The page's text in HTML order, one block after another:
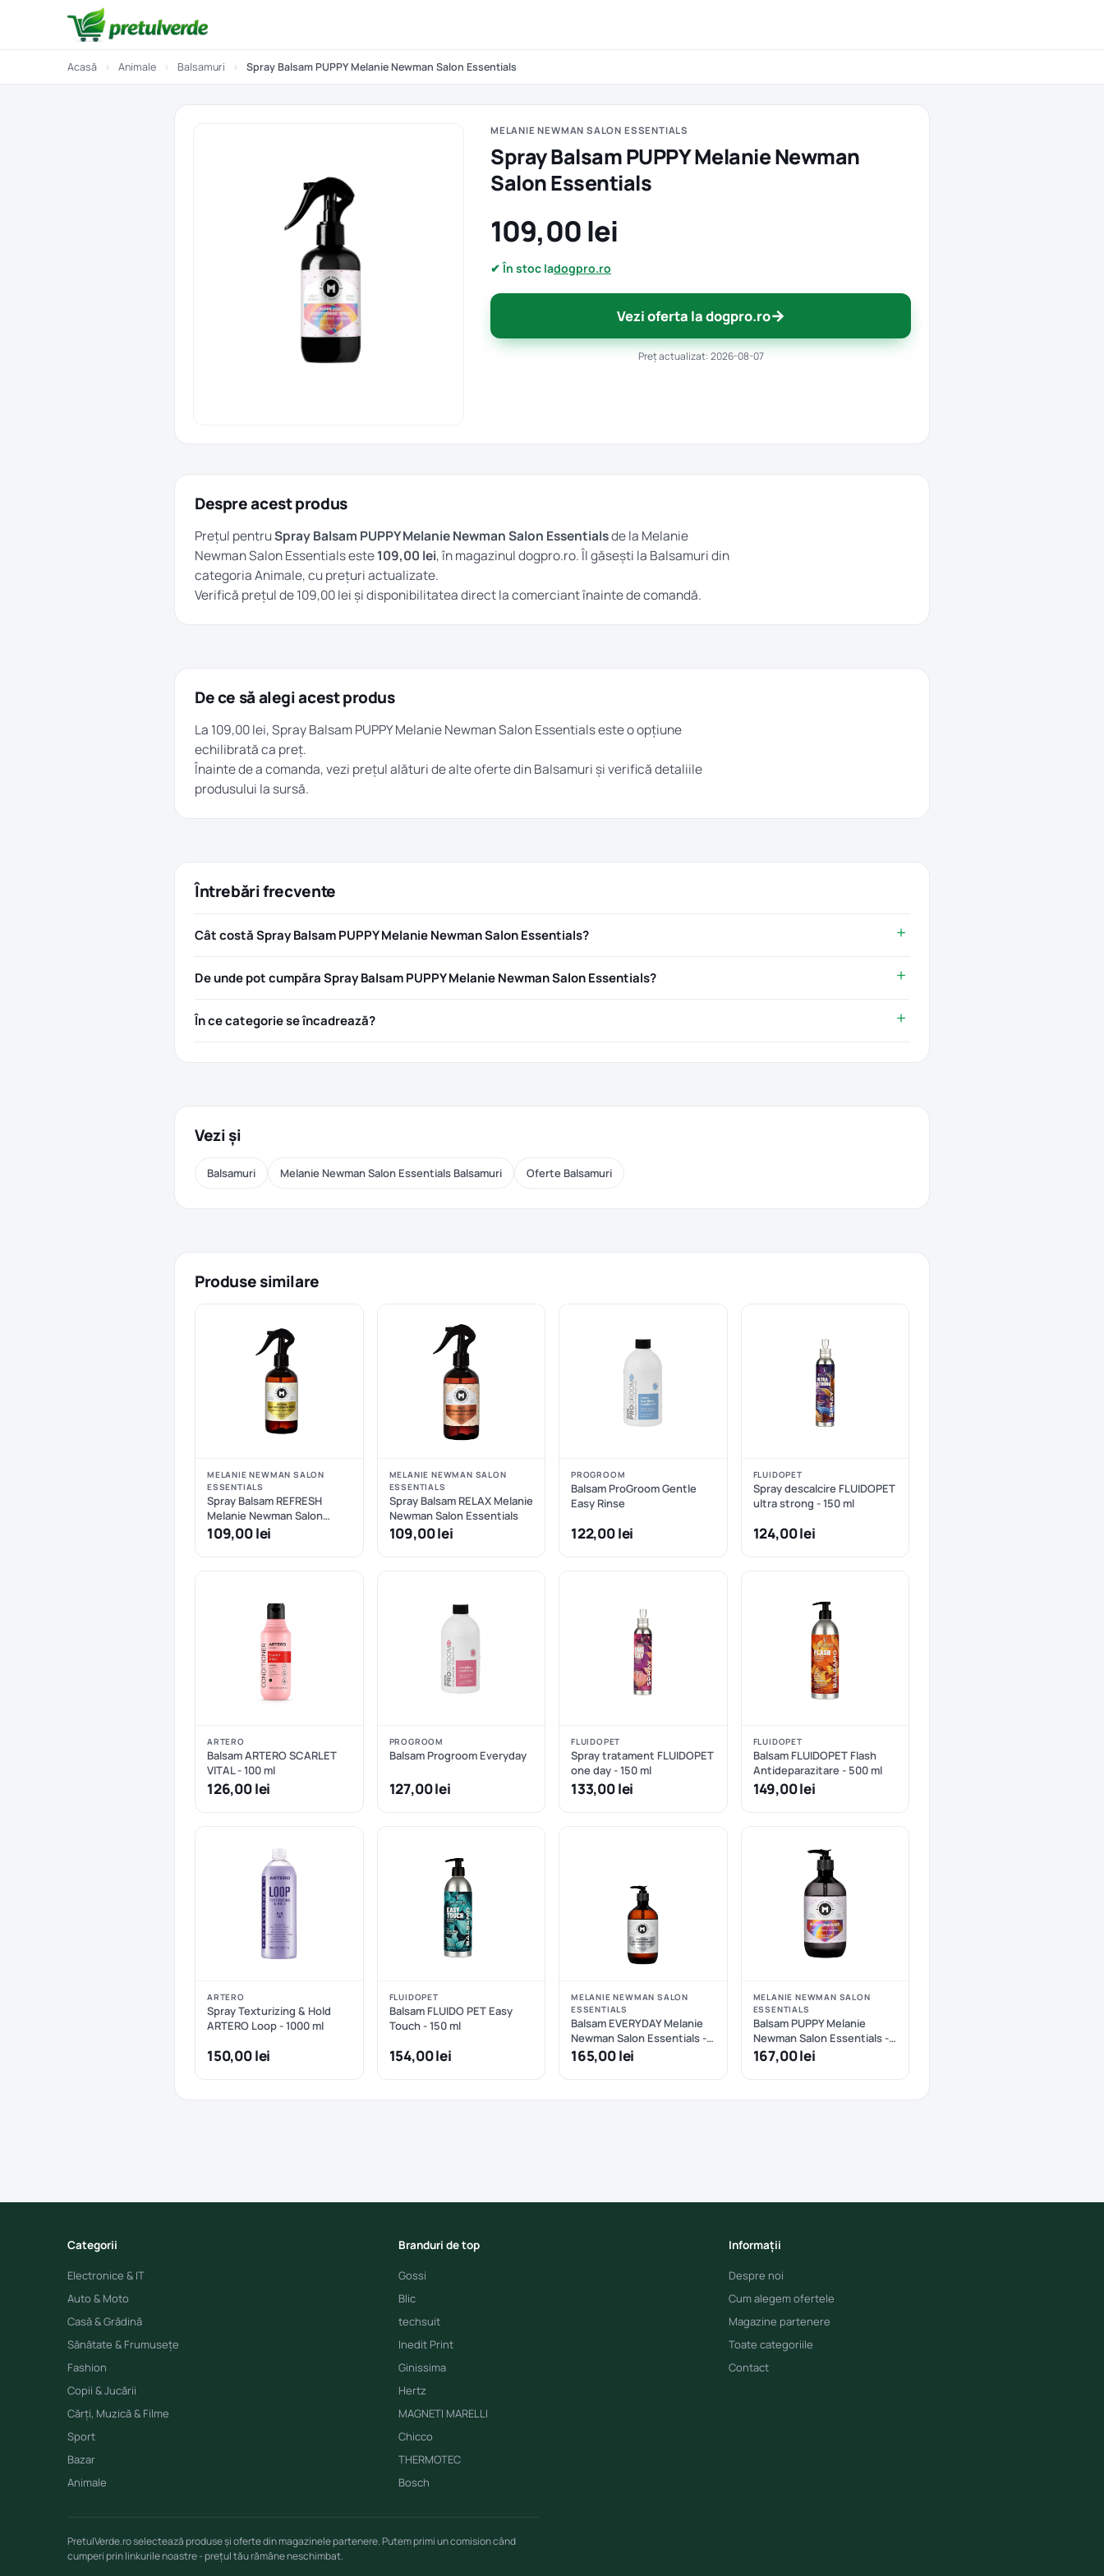
Acasă › Animale › Balsamuri › Spray Balsam PUPPY Melanie Newman Salon Essentials
MELANIE NEWMAN SALON ESSENTIALS
Spray Balsam PUPPY Melanie Newman
Salon Essentials
109,00 lei
✔ În stoc ladogpro.ro
Vezi oferta la dogpro.ro→
Preț actualizat: 2026-08-07
Despre acest produs
Prețul pentruSpray Balsam PUPPY Melanie Newman Salon Essentialsde la Melanie
Newman Salon Essentials este109,00 lei, în magazinul dogpro.ro. Îl găsești la Balsamuridin
categoriaAnimale, cu prețuri actualizate.
Verifică prețul de 109,00 lei și disponibilitatea direct la comerciant înainte de comandă.
De ce să alegi acest produs
La 109,00 lei, Spray Balsam PUPPY Melanie Newman Salon Essentials este o opțiune
echilibrată ca preț.
Înainte de a comanda, vezi prețul alături de alte oferte dinBalsamuri și verifică detaliile
produsului la sursă.
Întrebări frecvente
Cât costă Spray Balsam PUPPY Melanie Newman Salon Essentials?
De unde pot cumpăra Spray Balsam PUPPY Melanie Newman Salon Essentials?
În ce categorie se încadrează?
Vezi și
Balsamuri Melanie Newman Salon Essentials Balsamuri Oferte Balsamuri
Produse similare
MELANIE NEWMAN SALON
ESSENTIALS
Spray Balsam REFRESH
Melanie Newman Salon
Essentials
109,00 lei
MELANIE NEWMAN SALON
ESSENTIALS
Spray Balsam RELAX Melanie
Newman Salon Essentials
109,00 lei
PROGROOM
Balsam ProGroom Gentle
Easy Rinse
122,00 lei
FLUIDOPET
Spray descalcire FLUIDOPET
ultra strong - 150 ml
124,00 lei
ARTERO
Balsam ARTERO SCARLET
VITAL - 100 ml
126,00 lei
PROGROOM
Balsam Progroom Everyday
127,00 lei
FLUIDOPET
Spray tratament FLUIDOPET
one day - 150 ml
133,00 lei
FLUIDOPET
Balsam FLUIDOPET Flash
Antideparazitare - 500 ml
149,00 lei
ARTERO
Spray Texturizing & Hold
ARTERO Loop - 1000 ml
150,00 lei
FLUIDOPET
Balsam FLUIDO PET Easy
Touch - 150 ml
154,00 lei
MELANIE NEWMAN SALON
ESSENTIALS
Balsam EVERYDAY Melanie
Newman Salon Essentials -
500 ml
165,00 lei
MELANIE NEWMAN SALON
ESSENTIALS
Balsam PUPPY Melanie
Newman Salon Essentials -
500 ml
167,00 lei
Categorii
Electronice & IT
Auto & Moto
Casă & Grădină
Sănătate & Frumusețe
Fashion
Copii & Jucării
Cărți, Muzică & Filme
Sport
Bazar
Animale
Branduri de top
Gossi
Blic
techsuit
Inedit Print
Ginissima
Hertz
MAGNETI MARELLI
Chicco
THERMOTEC
Bosch
Informații
Despre noi
Cum alegem ofertele
Magazine partenere
Toate categoriile
Contact
PretulVerde.ro selectează produse și oferte din magazinele partenere. Putem primi un comision când
cumperi prin linkurile noastre - prețul tău rămâne neschimbat.